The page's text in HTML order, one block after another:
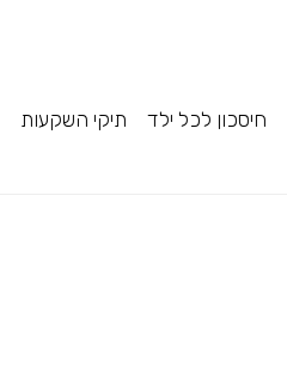
חיסכון לכל ילד תיקי השקעות